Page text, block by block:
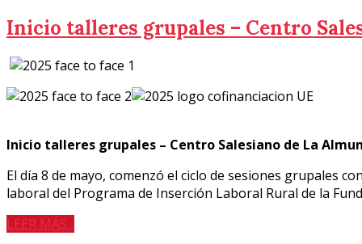
Inicio talleres grupales – Centro
Inicio talleres grupales – Centro Salesiano de La
El día 8 de mayo, comenzó el ciclo de sesiones grupales
laboral del Programa de Inserción Laboral Rural de la
LEER MÁS...